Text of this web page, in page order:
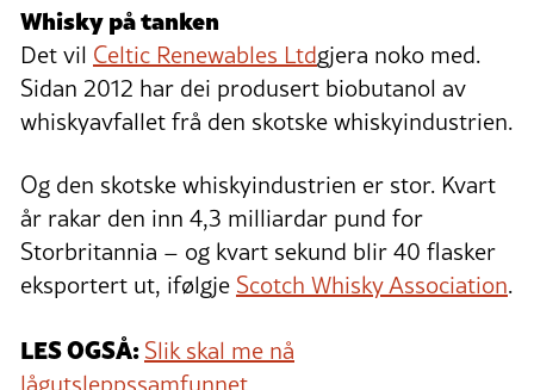
Whisky på tanken
Det vil Celtic Renewables Ltdgjera noko med.
Sidan 2012 har dei produsert biobutanol av
whiskyavfallet frå den skotske whiskyindustrien.
Og den skotske whiskyindustrien er stor. Kvart
år rakar den inn 4,3 milliardar pund for
Storbritannia – og kvart sekund blir 40 flasker
eksportert ut, ifølgje Scotch Whisky Association.
LES OGSÅ:Slik skal me nå